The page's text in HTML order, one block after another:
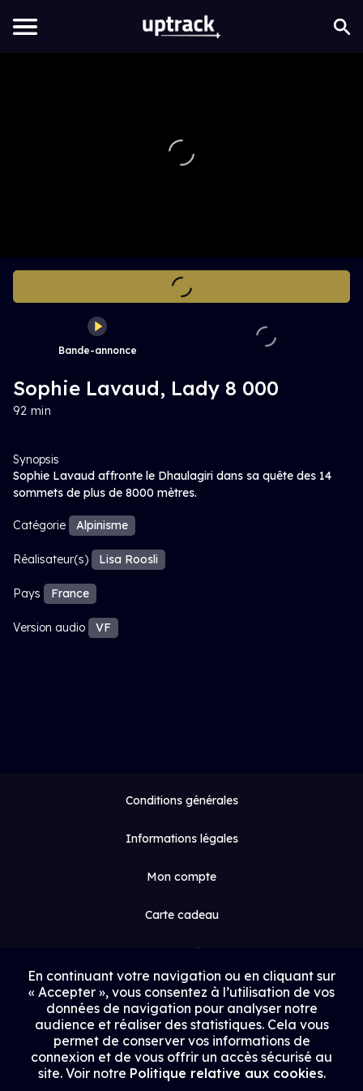
Bande-annonce
Sophie Lavaud, Lady 8 000
92 min
Synopsis
Sophie Lavaud affronte le Dhaulagiri dans sa quête des 14
sommets de plus de 8000 mètres.
Catégorie Alpinisme
Réalisateur(s) Lisa Roosli
Pays France
Version audio VF
Conditions générales
Informations légales
Mon compte
Carte cadeau
Espace médias
Contact
Proposer un film
Rejoindre Uptrack
En continuant votre navigation ou en cliquant sur
« Accepter », vous consentez à l’utilisation de vos
données de navigation pour analyser notre
audience et réaliser des statistiques. Cela vous
permet de conserver vos informations de
connexion et de vous offrir un accès sécurisé au
site. Voir notre Politique relative aux cookies.